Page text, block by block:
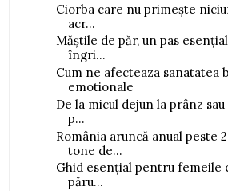
Ciorba care nu primește
acr...
Măștile de păr, un pas
îngri...
Cum ne afecteaza sanatatea
emotionale
De la micul dejun la prânz sau
p...
România aruncă anual peste
tone de...
Ghid esențial pentru femeile
păru...